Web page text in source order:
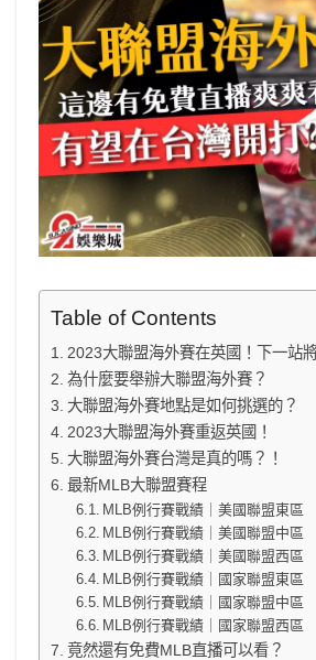
Table of Contents
2023大聯盟海外賽在英國！下一站
為什麼要舉辦大聯盟海外賽？
大聯盟海外賽地點是如何挑選的？
2023大聯盟海外賽重返英國！
大聯盟海外賽台灣是真的嗎？！
最新MLB大聯盟賽程
MLB例行賽戰績｜美國聯盟東區
MLB例行賽戰績｜美國聯盟中區
MLB例行賽戰績｜美國聯盟西區
MLB例行賽戰績｜國家聯盟東區
MLB例行賽戰績｜國家聯盟中區
MLB例行賽戰績｜國家聯盟西區
竟然還有免費MLB直播可以看？